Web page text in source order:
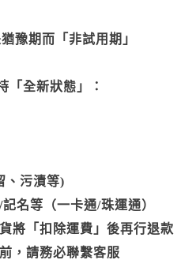
豫期而「非試用期」
「全新狀態」：
、污漬等)
名等（一卡通/珠運通）
將「扣除運費」後再行退款
，請務必聯繫客服